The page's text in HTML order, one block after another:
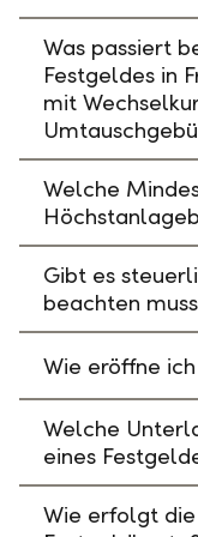
Was passiert
Festgeldes in
mit
Welche
Gibt es
beachten
Wie eröffne
Welche
eines
Wie erfolgt